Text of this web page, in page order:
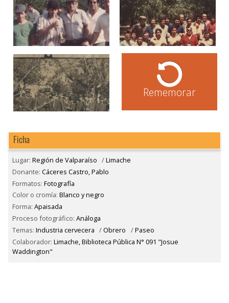
Rememorar
Ficha
Lugar: Región de Valparaíso /Limache
Donante: Cáceres Castro, Pablo
Formatos: Fotografía
Color o cromía: Blanco y negro
Forma: Apaisada
Proceso fotográfico: Análoga
Temas: Industria cervecera /Obrero /Paseo
Colaborador: Limache, Biblioteca Pública N° 091 "Josue
Waddington"